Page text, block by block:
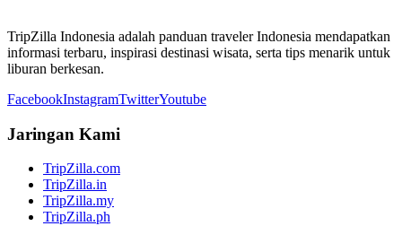
TripZilla Indonesia adalah panduan traveler Indonesia mendapatkan
informasi terbaru, inspirasi destinasi wisata, serta tips menarik untuk
liburan berkesan.
FacebookInstagramTwitterYoutube
Jaringan Kami
TripZilla.com
TripZilla.in
TripZilla.my
TripZilla.ph